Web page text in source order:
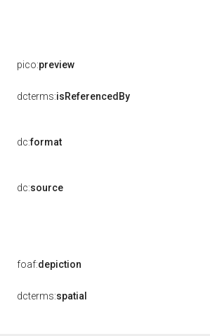
pico:preview
dcterms:isReferencedBy
dc:format
dc:source
foaf:depiction
dcterms:spatial